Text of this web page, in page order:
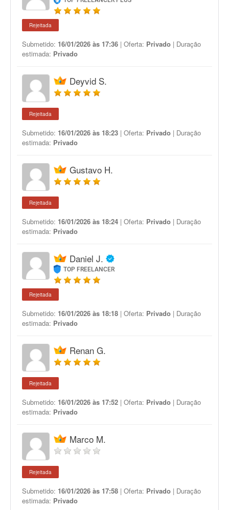
Rejeitada
Submetido: 16/01/2026 às 17:36 | Oferta: Privado | Duração
estimada: Privado
Deyvid S.
Rejeitada
Submetido: 16/01/2026 às 18:23 | Oferta: Privado | Duração
estimada: Privado
Gustavo H.
Rejeitada
Submetido: 16/01/2026 às 18:24 | Oferta: Privado | Duração
estimada: Privado
Daniel J.
TOP FREELANCER
Rejeitada
Submetido: 16/01/2026 às 18:18 | Oferta: Privado | Duração
estimada: Privado
Renan G.
Rejeitada
Submetido: 16/01/2026 às 17:52 | Oferta: Privado | Duração
estimada: Privado
Marco M.
Rejeitada
Submetido: 16/01/2026 às 17:58 | Oferta: Privado | Duração
estimada: Privado